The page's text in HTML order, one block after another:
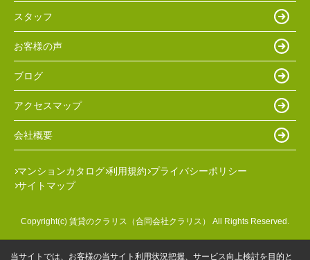
スタッフ
お客様の声
ブログ
アクセスマップ
会社概要
マンションカタログ 利用規約 プライバシーポリシー
サイトマップ
Copyright(c) 賃貸のクラリス（合同会社クラリス） All Rights Reserved.
当サイトでは、お客様の当サイト利用状況把握、サービス向上検討を目的と